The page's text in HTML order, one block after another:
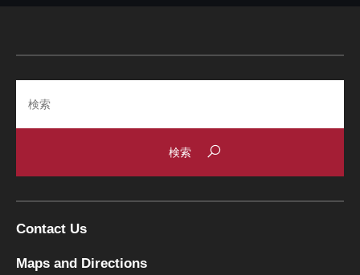
Contact Us
Maps and Directions